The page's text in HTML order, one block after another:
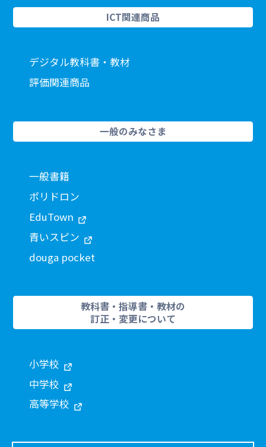
ICT関連商品
デジタル教科書・教材
評価関連商品
一般のみなさま
一般書籍
ポリドロン
EduTown
青いスピン
douga pocket
教科書・指導書・教材の
訂正・変更について
小学校
中学校
高等学校